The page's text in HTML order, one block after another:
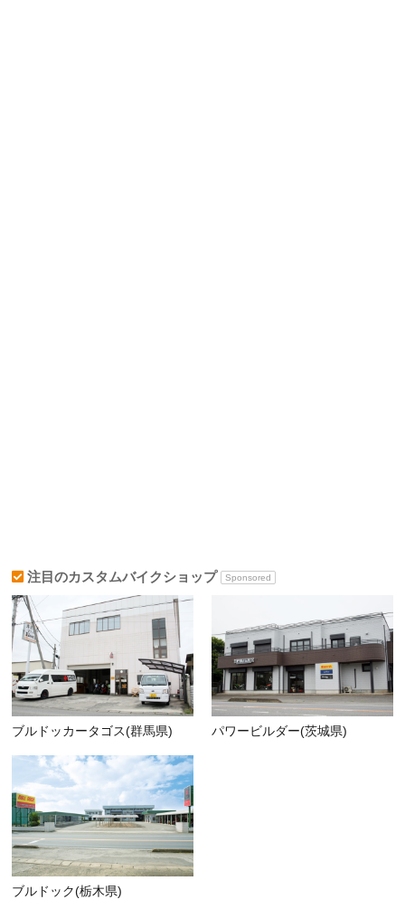
注目のカスタムバイクショップ Sponsored
ブルドッカータゴス(群馬県) パワービルダー(茨城県)
ブルドック(栃木県)